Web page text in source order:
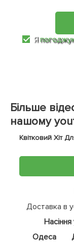
Я
Більше
нашому
Квітковий Хіт
Доставка в
Насіння
Одеса